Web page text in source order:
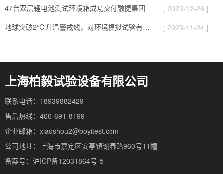
47台双层锂电池测试环境箱成功交付融捷集团
[ 2023-12-26 ]
地球突破2℃升温警戒线，对环境模拟试验有哪些影响
[ 2023-11-24 ]
上海柏毅试验设备有限公司
联系电话：18939882429
售后热线：400-691-8199
企业邮箱：xiaoshou2@boyitest.com
公司地址：上海市嘉定区安亭镇谢春路960号11幢
备案号：沪ICP备12031864号-5